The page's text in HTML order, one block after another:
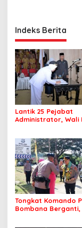
Indeks Berita
Lantik 25 Pejabat
Administrator, Wali
Profesional Layani
Masyarakat
Tongkat Komando
Bombana Berganti,